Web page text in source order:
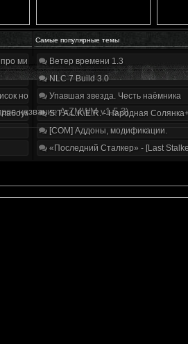
Самые популярные темы
мир, геймплей и сюжет | Разбор трейлера
нововведений
и отвага
Ветер времени 1.3
NLC 7 Build 3.0
Упавшая звезда. Честь наёмника
S.T.A.L.K.E.R. - Народная
[COM] Аддоны, модификации.
«Последний Сталкер» - [Last
название ArZMWM v1.5.3)